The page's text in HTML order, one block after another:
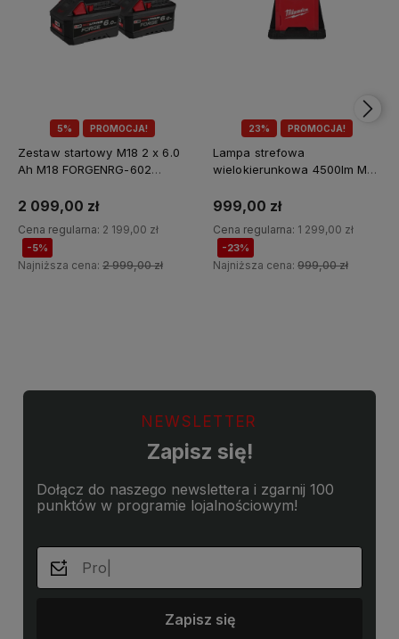
5% PROMOCJA!
Zestaw startowy M18 2 x 6.0
Ah M18 FORGENRG-602
2 099,00 zł
Cena regularna: 2 199,00 zł
-5%
Najniższa cena: 2 999,00 zł
23% PROMOCJA!
Lampa strefowa
wielokierunkowa 4500lm M18
999,00 zł
Cena regularna: 1 299,00 zł
-23%
Najniższa cena: 999,00 zł
NEWSLETTER
Zapisz się!
Dołącz do naszego newslettera i zgarnij 100
punktów w programie lojalnościowym!
Zapisz się